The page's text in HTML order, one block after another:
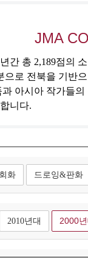
JMA
간 총 2,189점의
로 전북을 기반
아시아 작가들
니다.
회화 드로잉&판화
2010년대 2000년